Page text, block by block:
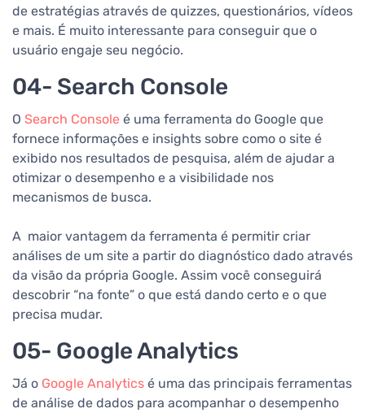
de estratégias através de quizzes, questionários, vídeos
e mais. É muito interessante para conseguir que o
usuário engaje seu negócio.
04- Search Console
O Search Console é uma ferramenta do Google que
fornece informações e insights sobre como o site é
exibido nos resultados de pesquisa, além de ajudar a
otimizar o desempenho e a visibilidade nos
mecanismos de busca.
A maior vantagem da ferramenta é permitir criar
análises de um site a partir do diagnóstico dado através
da visão da própria Google. Assim você conseguirá
descobrir “na fonte” o que está dando certo e o que
precisa mudar.
05- Google Analytics
Já o Google Analytics é uma das principais ferramentas
de análise de dados para acompanhar o desempenho